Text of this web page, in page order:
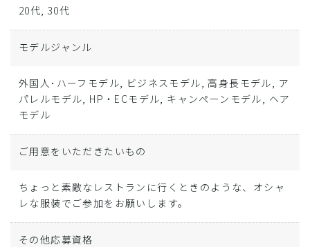
20代, 30代
モデルジャンル
外国人･ハーフモデル, ビジネスモデル, 高身長モデル, ア
パレルモデル, HP・ECモデル, キャンペーンモデル, ヘア
モデル
ご用意をいただきたいもの
ちょっと素敵なレストランに行くときのような、オシャ
レな服装でご参加をお願いします。
その他応募資格